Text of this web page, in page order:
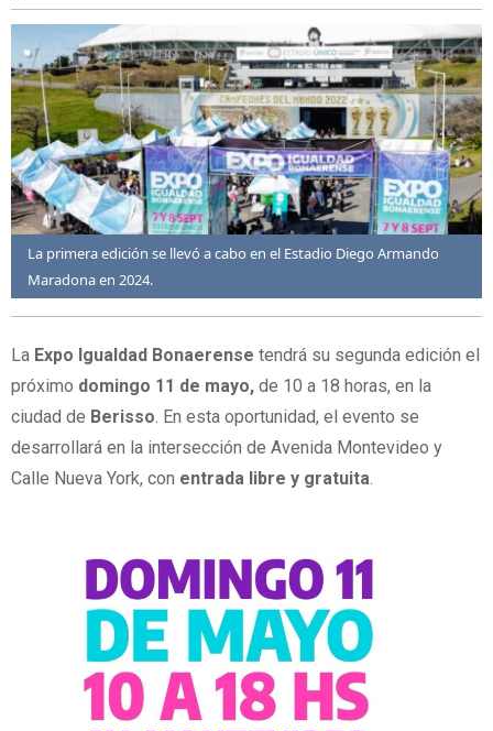
La primera edición se llevó a cabo en el Estadio Diego Armando
Maradona en 2024.
La Expo Igualdad Bonaerense tendrá su segunda edición el
próximo domingo 11 de mayo, de 10 a 18 horas, en la
ciudad de Berisso. En esta oportunidad, el evento se
desarrollará en la intersección de Avenida Montevideo y
Calle Nueva York, con entrada libre y gratuita.